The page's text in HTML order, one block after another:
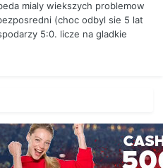
mialy wiekszych problemow
(choc odbyl sie 5 lat
5:0. licze na gladkie